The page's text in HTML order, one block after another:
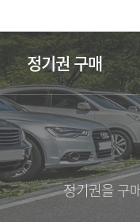
정기권 구매
정기권을 구